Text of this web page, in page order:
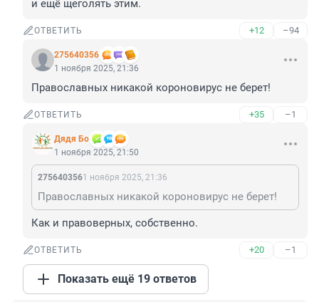
и ещё щеголять этим.
ОТВЕТИТЬ +12 –94
275640356
1 ноября 2025, 21:36
Православных никакой короновирус не берет!
ОТВЕТИТЬ +35 –1
Дядя Бо
1 ноября 2025, 21:50
2756403561 ноября 2025, 21:36
Православных никакой короновирус не берет!
Как и правоверных, собственно.
ОТВЕТИТЬ +20 –1
Показать ещё 19 ответов